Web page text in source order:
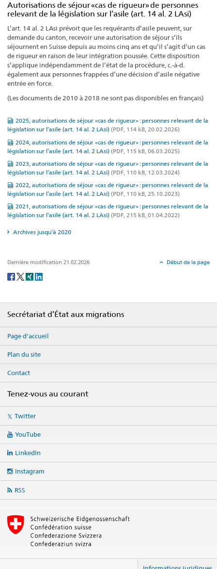
Autorisations de séjour «cas de rigueur» de personnes
relevant de la législation sur l’asile (art. 14 al. 2 LAsi)
L’art. 14 al. 2 LAsi prévoit que les requérants d’asile peuvent, sur
demande du canton, recevoir une autorisation de séjour s’ils
séjournent en Suisse depuis au moins cinq ans et qu’il s’agit d’un cas
de rigueur en raison de leur intégration poussée. Cette disposition
s’applique indépendamment de l’état de la procédure, c.-à-d.
également aux personnes frappées d’une décision d’asile négative
entrée en force.
(Les documents de 2010 à 2018 ne sont pas disponibles en français)
2025, autorisations de séjour «cas de rigueur» : personnes relevant de la
législation sur l’asile (art. 14 al. 2 LAsi) (PDF, 114 kB, 20.02.2026)
2024, autorisations de séjour «cas de rigueur» : personnes relevant de la
législation sur l’asile (art. 14 al. 2 LAsi) (PDF, 115 kB, 06.03.2025)
2023, autorisations de séjour «cas de rigueur» : personnes relevant de la
législation sur l’asile (art. 14 al. 2 LAsi) (PDF, 110 kB, 12.03.2024)
2022, autorisations de séjour «cas de rigueur» : personnes relevant de la
législation sur l’asile (art. 14 al. 2 LAsi) (PDF, 110 kB, 25.10.2023)
2021, autorisations de séjour «cas de rigueur» : personnes relevant de la
législation sur l’asile (art. 14 al. 2 LAsi) (PDF, 215 kB, 01.04.2022)
Archives jusqu’à 2020
Dernière modification 21.02.2026 Début de la page
Social
Secrétariat d’État aux migrations
Page d'accueil
Plan du site
Contact
Tenez-vous au courant
mediaTwitter
YouTube
LinkedIn
Instagram
RSS